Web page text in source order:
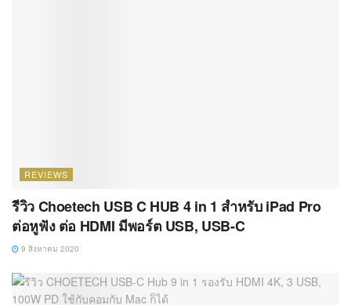
REVIEWS
รีวิว Choetech USB C HUB 4 in 1 สำหรับ iPad Pro
ต่อหูฟัง ต่อ HDMI มีพอร์ต USB, USB-C
9 สิงหาคม 2020